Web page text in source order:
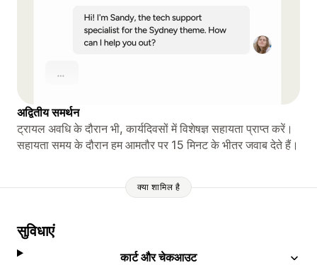
अद्वितीय समर्थन
ट्रायल अवधि के दौरान भी, कार्यदिवसों में विशेषज्ञ सहायता प्राप्त करें।
सहायता समय के दौरान हम आमतौर पर 15 मिनट के भीतर जवाब देते हैं।
क्या शामिल है
सुविधाएं
कार्ट और चेकआउट